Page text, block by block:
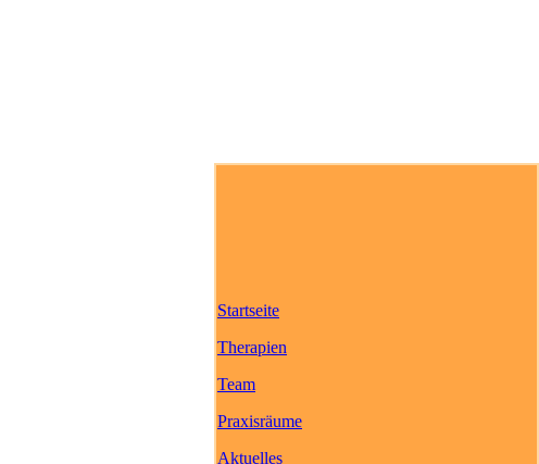
Startseite
Therapien
Team
Praxisräume
Aktuelles